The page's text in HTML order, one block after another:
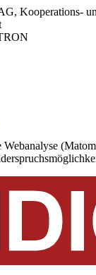
Kooperations-